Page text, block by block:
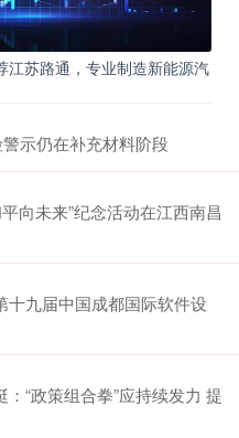
江苏路通，专业制造新能源汽
示仍在补充材料阶段
向未来”纪念活动在江西南昌
十九届中国成都国际软件设
“政策组合拳”应持续发力 提